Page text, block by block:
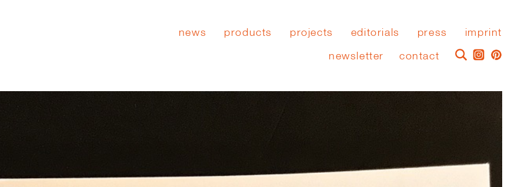
news products projects editorials press
imprint
contact
newsletter